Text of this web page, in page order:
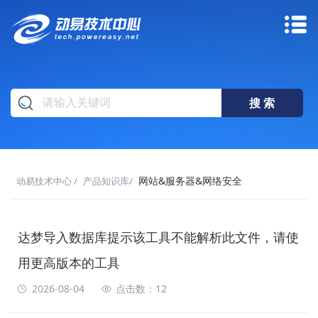
动易技术中心/ 产品知识库/ 网站&服务器&网络安全
达梦导入数据库提示该工具不能解析此文件，请使
用更高版本的工具
2026-08-04 12